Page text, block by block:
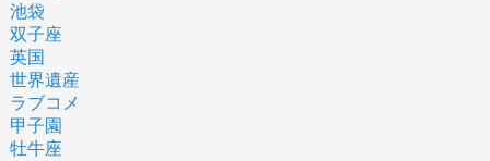
池袋
双子座
英国
世界遺産
ラブコメ
甲子園
牡牛座